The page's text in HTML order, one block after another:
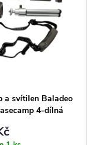
a svítilen Baladeo
4-dílná